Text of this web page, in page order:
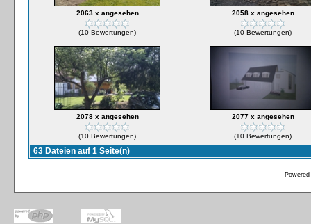
2063 x angesehen
(10 Bewertungen)
2058 x angesehen
(10 Bewertungen)
2078 x angesehen
(10 Bewertungen)
2077 x angesehen
(10 Bewertungen)
63 Dateien auf 1 Seite(n)